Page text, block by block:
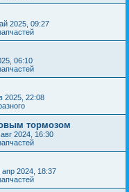
2025, 09:27
06:10
2025, 22:08
тормозом
2024, 16:30
апр 2024, 18:37